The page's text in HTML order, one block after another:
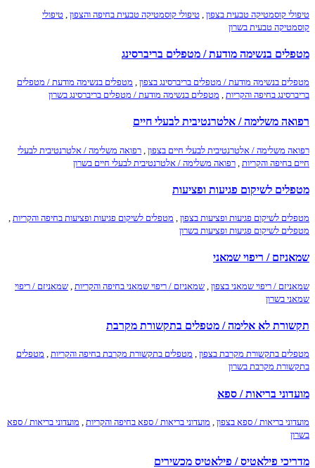
טיפולי קוסמטיקה טבעית בצפון טיפולי קוסמטיקה טבעית בחיפה והצפון טיפולי
קוסמטיקה טבעית בשרון
מטפלים בנשימה מודעת / מטפלים בריברסינג
מטפלים בנשימה מודעת / מטפלים בריברסינג בצפון , מטפלים בנשימה מודעת / מטפלים
בריברסינג בחיפה והקריות , מטפלים בנשימה מודעת / מטפלים בריברסינג בשרון
רפואה משלימה / אלטרנטיבית לבעלי חיים
רפואה משלימה / אלטרנטיבית לבעלי חיים בצפון רפואה משלימה / אלטרנטיבית לבעלי
חיים בחיפה והקריות
רפואה משלימה / אלטרנטיבית לבעלי חיים בשרון
מטפלים לשיקום פגיעות ופציעות
מטפלים לשיקום פגיעות ופציעות בצפון , מטפלים לשיקום פגיעות ופציעות בחיפה והקריות ,
מטפלים לשיקום פגיעות ופציעות בשרון
שמאניזם / ריפוי שמאני
שמאניזם / ריפוי שמאני בצפון שמאניזם / ריפוי שמאני בחיפה והקריות
שמאניזם / ריפוי
שמאני בשרון
תקשורת לא אלימה / מטפלים בתקשורת מקרבת
מטפלים בתקשורת מקרבת בצפון , מטפלים בתקשורת מקרבת בחיפה והקריות , מטפלים
בתקשורת מקרבת בשרון
מועדוני בריאות / ספא
מועדוני בריאות / ספא בצפון מועדוני בריאות / ספא בחיפה והקריות
מועדוני בריאות / ספא
בשרון
מדריכי פילאטיס / פילאטיס מכשירים